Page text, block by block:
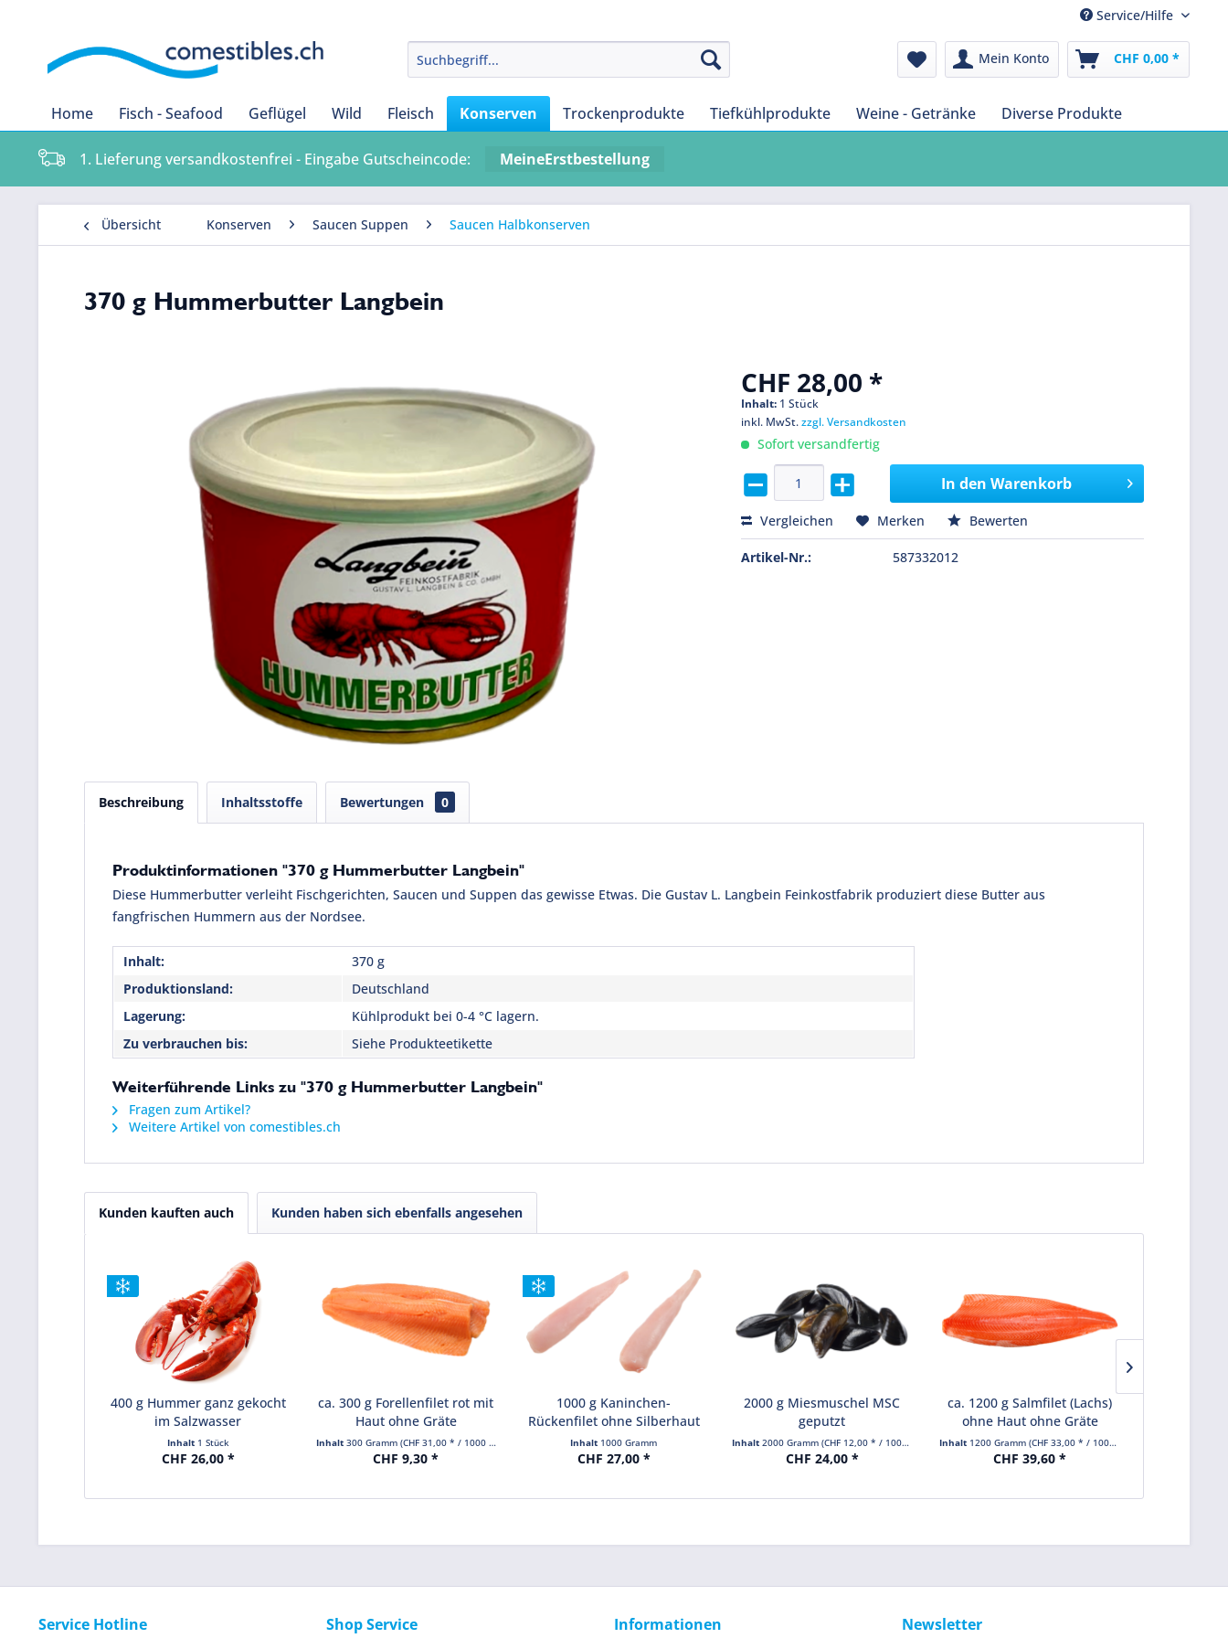
Service/Hilfe
Mein Konto CHF 0,00 *
Home Fisch - Seafood Geflügel Wild Fleisch Konserven Trockenprodukte Tiefkühlprodukte Weine - Getränke Diverse Produkte
1. Lieferung versandkostenfrei - Eingabe Gutscheincode: MeineErstbestellung
Übersicht Konserven Saucen Suppen Saucen Halbkonserven
370 g Hummerbutter Langbein
CHF 28,00 *
Inhalt: 1 Stück
inkl. MwSt.zzgl. Versandkosten
Sofort versandfertig
In den Warenkorb
Vergleichen Merken Bewerten
Artikel-Nr.: 587332012
Beschreibung Inhaltsstoffe Bewertungen 0
Produktinformationen "370 g Hummerbutter Langbein"
Diese Hummerbutter verleiht Fischgerichten, Saucen und Suppen das gewisse Etwas. Die Gustav L. Langbein Feinkostfabrik produziert diese Butter aus
fangfrischen Hummern aus der Nordsee.
Inhalt:
370 g
Produktionsland:
Deutschland
Lagerung:
Kühlprodukt bei 0-4 °C lagern.
Zu verbrauchen bis:
Siehe Produkteetikette
Weiterführende Links zu "370 g Hummerbutter Langbein"
Fragen zum Artikel?
Weitere Artikel von comestibles.ch
Kunden kauften auch Kunden haben sich ebenfalls angesehen
400 g Hummer ganz gekocht
im Salzwasser
Inhalt 1 Stück
CHF 26,00 *
ca. 300 g Forellenfilet rot mit
Haut ohne Gräte
Inhalt 300 Gramm (CHF 31,00 * / 1000 Gramm)
CHF 9,30 *
1000 g Kaninchen-
Rückenfilet ohne Silberhaut
Inhalt 1000 Gramm
CHF 27,00 *
2000 g Miesmuschel MSC
geputzt
Inhalt 2000 Gramm (CHF 12,00 * / 1000 Gramm)
CHF 24,00 *
ca. 1200 g Salmfilet (Lachs)
ohne Haut ohne Gräte
Inhalt 1200 Gramm(CHF 33,00 * / 1000 Gramm)
CHF 39,60 *
Service Hotline Shop Service Informationen Newsletter